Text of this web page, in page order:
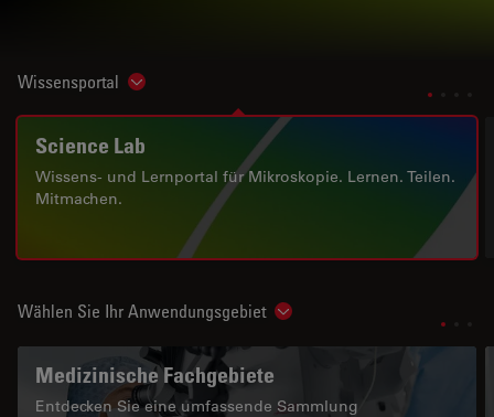
Wissensportal Show subnavigation
Science Lab
Wissens- und Lernportal für Mikroskopie. Lernen. Teilen.
Mitmachen.
Wählen Sie Ihr Anwendungsgebiet Show subnavigation
Medizinische Fachgebiete
Entdecken Sie eine umfassende Sammlung